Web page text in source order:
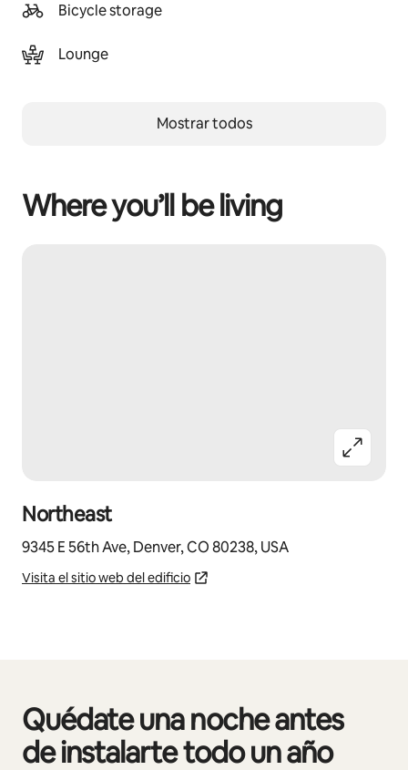
Bicycle storage
Lounge
Mostrar todos
Where you’ll be living
Northeast
9345 E 56th Ave, Denver, CO 80238, USA
Visita el sitio web del edificio
Quédate una noche antes
de instalarte todo un año
Mostrando 0 de 0 elementos